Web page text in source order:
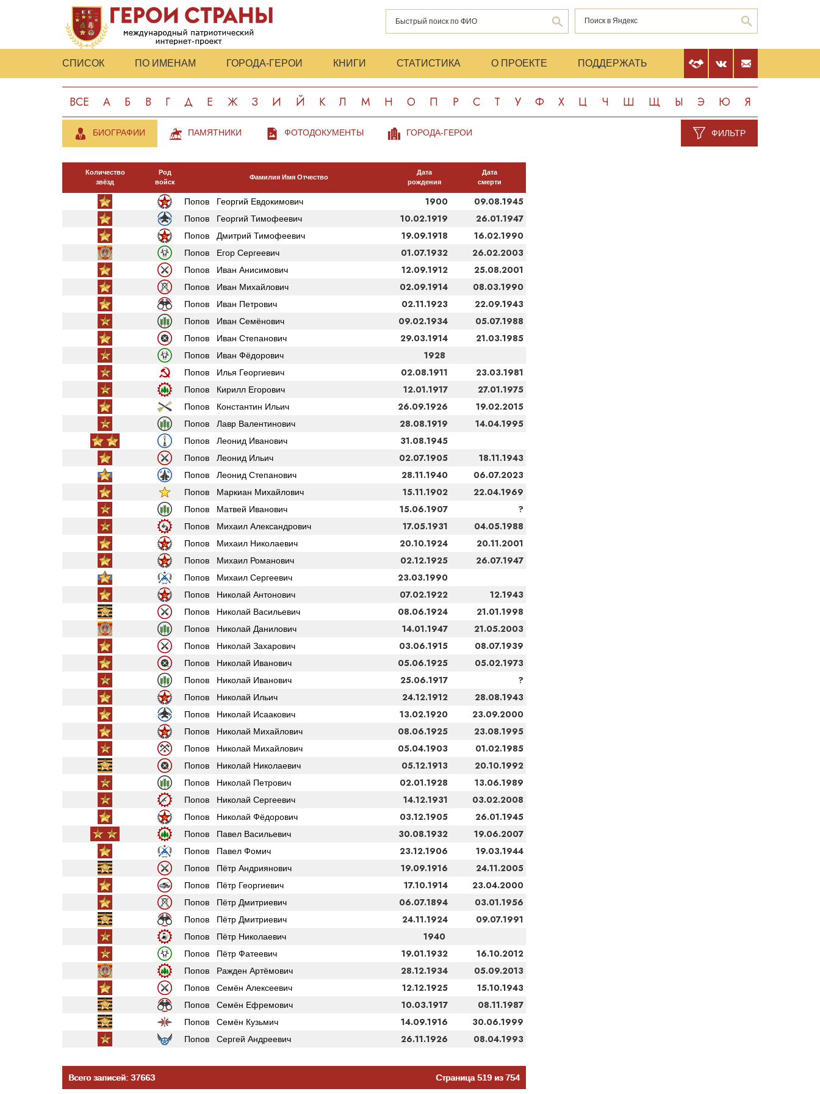
СПИСОК ПО ИМЕНАМ ГОРОДА-ГЕРОИ КНИГИ СТАТИСТИКА О ПРОЕКТЕ ПОДДЕРЖАТЬ
ВСЕ А Б В Г Д Е Ж З И Й К Л М Н О П Р С Т У Ф Х Ц Ч Ш Щ Ы Э Ю Я
БИОГРАФИИ ПАМЯТНИКИ ФОТОДОКУМЕНТЫ ГОРОДА-ГЕРОИ ФИЛЬТР
Количество
звёзд
Род
войск
Фамилия Имя Отчество
Дата
рождения
Дата
смерти
Попов Георгий Евдокимович 1900 09.08.1945
Попов Георгий Тимофеевич 10.02.1919 26.01.1947
Попов Дмитрий Тимофеевич 19.09.1918 16.02.1990
Попов Егор Сергеевич 01.07.1932 26.02.2003
Попов Иван Анисимович 12.09.1912 25.08.2001
Попов Иван Михайлович 02.09.1914 08.03.1990
Попов Иван Петрович 02.11.1923 22.09.1943
Попов Иван Семёнович 09.02.1934 05.07.1988
Попов Иван Степанович 29.03.1914 21.03.1985
Попов Иван Фёдорович 1928
Попов Илья Георгиевич 02.08.1911 23.03.1981
Попов Кирилл Егорович 12.01.1917 27.01.1975
Попов Константин Ильич 26.09.1926 19.02.2015
Попов Лавр Валентинович 28.08.1919 14.04.1995
Попов Леонид Иванович 31.08.1945
Попов Леонид Ильич 02.07.1905 18.11.1943
Попов Леонид Степанович 28.11.1940 06.07.2023
Попов Маркиан Михайлович 15.11.1902 22.04.1969
Попов Матвей Иванович 15.06.1907 ?
Попов Михаил Александрович 17.05.1931 04.05.1988
Попов Михаил Николаевич 20.10.1924 20.11.2001
Попов Михаил Романович 02.12.1925 26.07.1947
Попов Михаил Сергеевич 23.03.1990
Попов Николай Антонович 07.02.1922 12.1943
Попов Николай Васильевич 08.06.1924 21.01.1998
Попов Николай Данилович 14.01.1947 21.05.2003
Попов Николай Захарович 03.06.1915 08.07.1939
Попов Николай Иванович 05.06.1925 05.02.1973
Попов Николай Иванович 25.06.1917 ?
Попов Николай Ильич 24.12.1912 28.08.1943
Попов Николай Исаакович 13.02.1920 23.09.2000
Попов Николай Михайлович 08.06.1925 23.08.1995
Попов Николай Михайлович 05.04.1903 01.02.1985
Попов Николай Николаевич 05.12.1913 20.10.1992
Попов Николай Петрович 02.01.1928 13.06.1989
Попов Николай Сергеевич 14.12.1931 03.02.2008
Попов Николай Фёдорович 03.12.1905 26.01.1945
Попов Павел Васильевич 30.08.1932 19.06.2007
Попов Павел Фомич 23.12.1906 19.03.1944
Попов Пётр Андриянович 19.09.1916 24.11.2005
Попов Пётр Георгиевич 17.10.1914 23.04.2000
Попов Пётр Дмитриевич 06.07.1894 03.01.1956
Попов Пётр Дмитриевич 24.11.1924 09.07.1991
Попов Пётр Николаевич 1940
Попов Пётр Фатеевич 19.01.1932 16.10.2012
Попов Ражден Артёмович 28.12.1934 05.09.2013
Попов Семён Алексеевич 12.12.1925 15.10.1943
Попов Семён Ефремович 10.03.1917 08.11.1987
Попов Семён Кузьмич 14.09.1916 30.06.1999
Попов Сергей Андреевич 26.11.1926 08.04.1993
Всего записей: 37663 Страница 519 из 754